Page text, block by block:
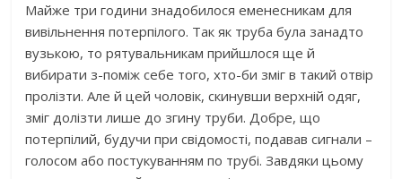
Майже три години знадобилося еменесникам для
вивільнення потерпілого. Так як труба була занадто
вузькою, то рятувальникам прийшлося ще й
вибирати з-поміж себе того, хто-би зміг в такий отвір
пролізти. Але й цей чоловік, скинувши верхній одяг,
зміг долізти лише до згину труби. Добре, що
потерпілий, будучи при свідомості, подавав сигнали –
голосом або постукуванням по трубі. Завдяки цьому